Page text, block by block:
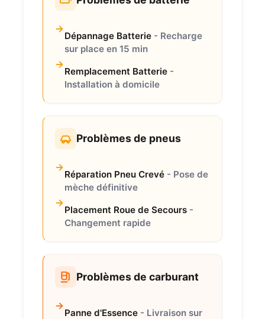
Dépannage Batterie - Recharge
sur place en 15 min
Remplacement Batterie -
Installation à domicile
Problèmes de pneus
Réparation Pneu Crevé - Pose de
mèche définitive
Placement Roue de Secours -
Changement rapide
Problèmes de carburant
Panne d'Essence - Livraison sur